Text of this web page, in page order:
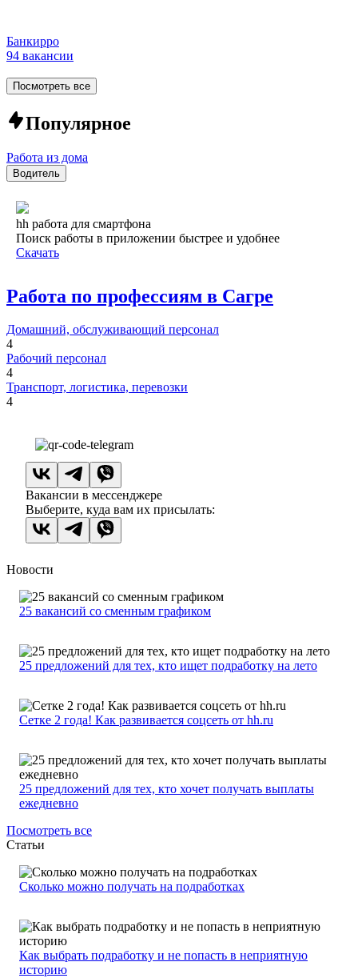
Банкирро
94 вакансии
Посмотреть все
Популярное
Работа из дома
Водитель
hh работа для смартфона
Поиск работы в приложении быстрее и удобнее
Скачать
Работа по профессиям в Сагре
Домашний, обслуживающий персонал
4
Рабочий персонал
4
Транспорт, логистика, перевозки
4
Вакансии в мессенджере
Выберите, куда вам их присылать:
Новости
25 вакансий со сменным графиком
25 предложений для тех, кто ищет подработку на лето
Сетке 2 года! Как развивается соцсеть от hh.ru
25 предложений для тех, кто хочет получать выплаты
ежедневно
Посмотреть все
Статьи
Сколько можно получать на подработках
Как выбрать подработку и не попасть в неприятную
историю